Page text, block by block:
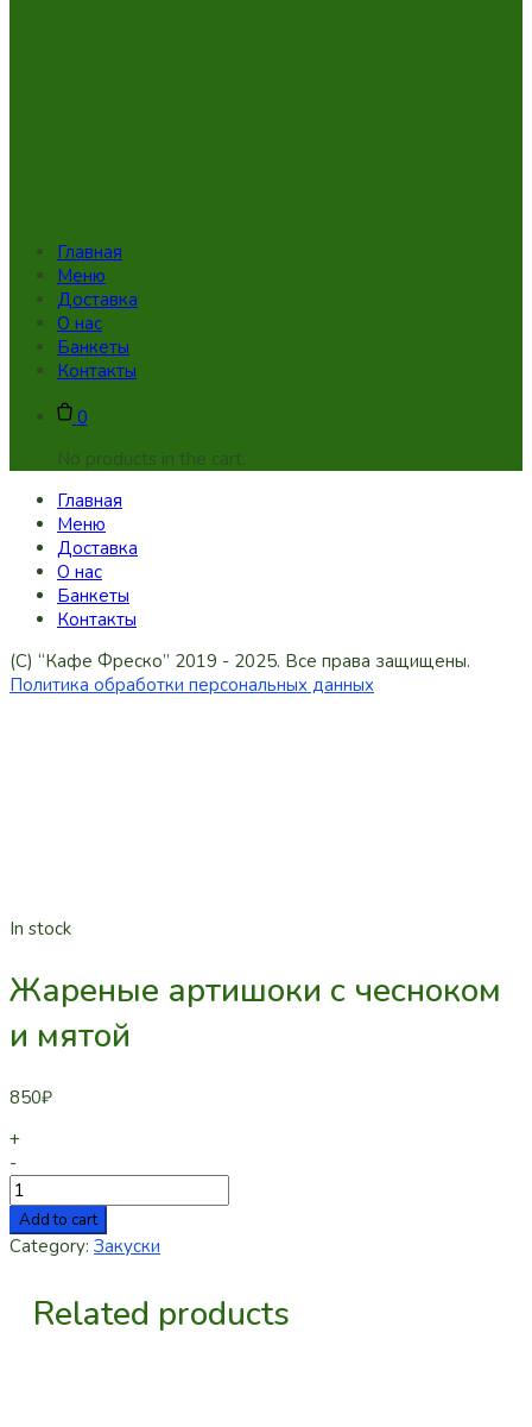
Главная
Меню
Доставка
О нас
Банкеты
Контакты
0
No products in the cart.
Главная
Меню
Доставка
О нас
Банкеты
Контакты
(C) “Кафе Фреско” 2019 - 2025. Все права защищены.
Политика обработки персональных данных
In stock
Жареные артишоки с чесноком
и мятой
850₽
+
-
Add to cart
Category: Закуски
Related products